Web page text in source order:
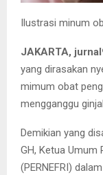
Ilustrasi minum
JAKARTA,
yang dirasakan
mimum obat
mengganggu
Demikian yang
GH, Ketua
(PERNEFRI)